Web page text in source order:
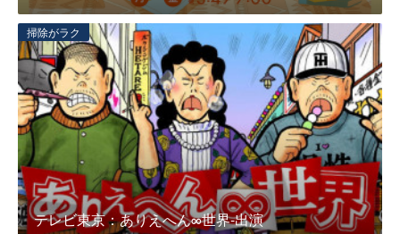
掃除がラク
テレビ東京：ありえへん∞世界-出演